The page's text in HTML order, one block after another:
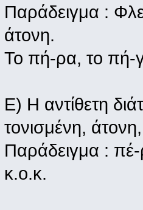
Παράδειγμα :
άτονη.
Το πή-ρα, το πή-
Ε) Η αντίθετη
τονισμένη,
Παράδειγμα :
κ.ο.κ.